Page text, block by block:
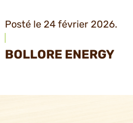
Posté le 24 février 2026.
BOLLORE ENERGY